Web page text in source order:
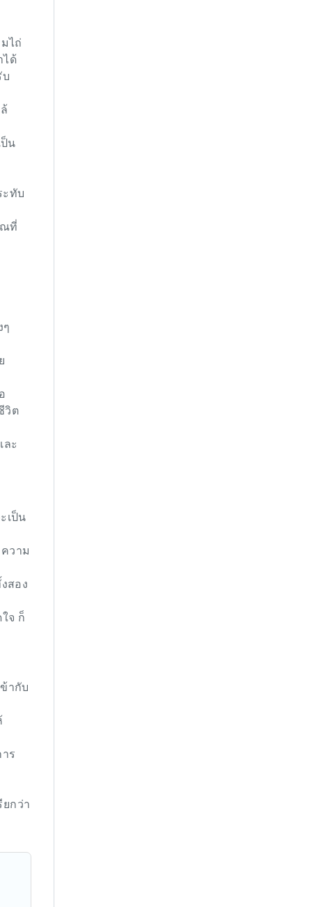
ไถ่
ได้
บ
น
ะทับ
ที่
ๆ
วิต
ะ
เป็น
วาม
สอง
จ ก็
ากับ
ร
ยกว่า